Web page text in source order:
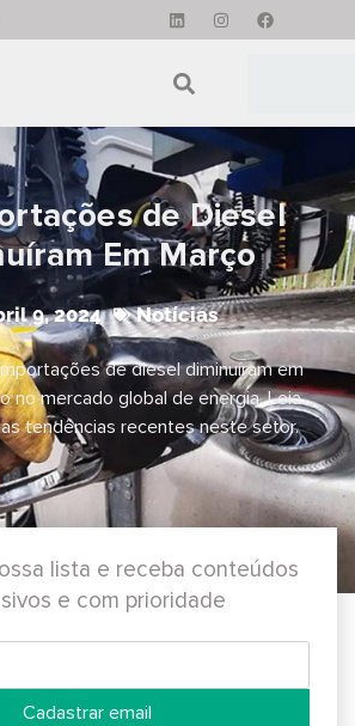
de Diesel
Em Março
9, 2024 Notícias
de diesel diminuíram em
no mercado global de energia. Leia
tendências recentes neste setor.
lista e receba conteúdos
e com prioridade
Cadastrar email